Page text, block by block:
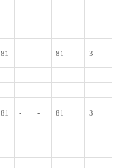
81 - - 81 3
81 - - 81 3